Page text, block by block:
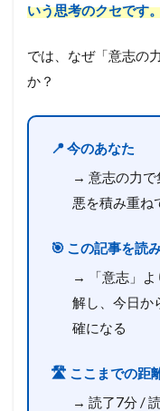
いう思考のクセです
では、なぜ「意志の
か？
📍 今のあなた
→ 意志の力で
悪を積み重ね
🎯 この記事を読
→ 「意志」よ
解し、今日か
確になる
🛣️ ここまでの距
→ 読了7分 /